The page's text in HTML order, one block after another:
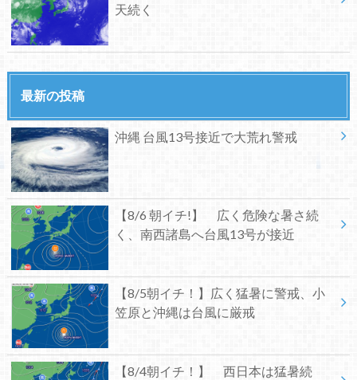
天続く
最新の投稿
沖縄 台風13号接近で大荒れ警戒
【8/6 朝イチ!】 広く危険な暑さ続
く、南西諸島へ台風13号が接近
【8/5朝イチ！】広く猛暑に警戒、小
笠原と沖縄は台風に厳戒
【8/4朝イチ！】 西日本は猛暑続